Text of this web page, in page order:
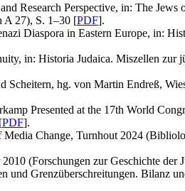
Research Perspective, in: The
A 27), S. 1–30 [PDF].
Diaspora in Eastern Europe, in:
in: Historia Judaica. Miszellen zur
Scheitern, hg. von Martin Endreß,
Presented at the 17th World
PDF].
Media Change, Turnhout 2024
(Forschungen zur Geschichte der
und Grenzüberschreitungen. Bilanz